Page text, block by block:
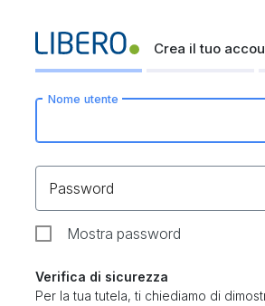
Crea il tuo
Nome utente
Password
Mostra password
Verifica di sicurezza
Per la tua tutela, ti chiediamo di